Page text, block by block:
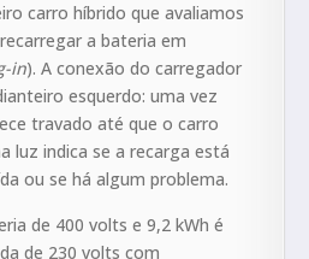
carro híbrido que avaliamos
a bateria em
in). A conexão do carregador
esquerdo: uma vez
travado até que o carro
luz indica se a recarga está
ou se há algum problema.
de 400 volts e 9,2 kWh é
de 230 volts com